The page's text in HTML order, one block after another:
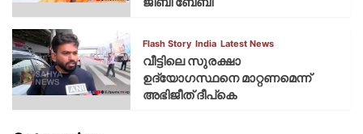
Flash Story India Latest News
വീട്ടിലെ സുരക്ഷാ
ഉദ്യോഗസ്ഥനെ മാറ്റണമെന്ന്
അഭിജീത് ദീപ്‌കെ